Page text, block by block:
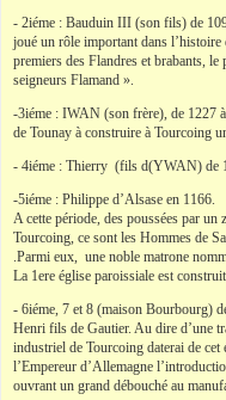
- 2iéme : Bauduin III (son fils) de
joué un rôle important dans
premiers des Flandres et brabants,
seigneurs Flamand ».
-3iéme : IWAN (son frère), de 1227
de Tounay à construire à Tourcoing
- 4iéme : Thierry (fils d(YWAN) de
-5iéme : Philippe d’Alsase en 1166.
A cette période, des poussées par un
Tourcoing, ce sont les Hommes de
.Parmi eux, une noble matrone
La 1ere église paroissiale est
- 6iéme, 7 et 8 (maison Bourbourg)
Henri fils de Gautier. Au dire d’une
industriel de Tourcoing daterai de
l’Empereur d’Allemagne
ouvrant un grand débouché au